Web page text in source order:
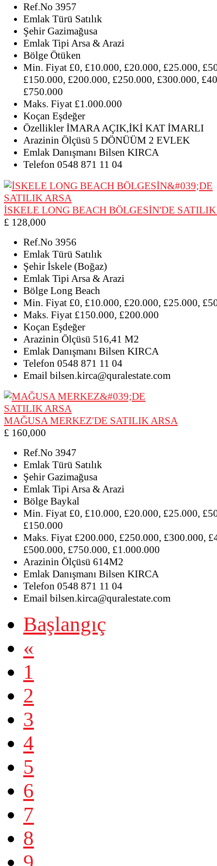
Ref.No 3957
Emlak Türü Satılık
Şehir Gazimağusa
Emlak TipiArsa & Arazi
Bölge Ötüken
Min. Fiyat £0, £10.000, £20.000, £25.000,
£150.000, £200.000, £250.000, £300.000,
£750.000
Maks. Fiyat £1.000.000
Koçan Eşdeğer
Özellikler İMARA AÇIK,İKİ KAT İMARLI
Arazinin Ölçüsü 5 DÖNÜÜM 2 EVLEK
Emlak Danışmanı Bilsen KIRCA
Telefon 0548 871 11 04
İSKELE LONG BEACH BÖLGESİN'DE
£ 128,000
Ref.No 3956
Emlak Türü Satılık
Şehir İskele (Boğaz)
Emlak Tipi Arsa & Arazi
Bölge Long Beach
Min. Fiyat £0, £10.000, £20.000, £25.000,
Maks. Fiyat £150.000, £200.000
Koçan Eşdeğer
Arazinin Ölçüsü 516,41 M2
Emlak Danışmanı Bilsen KIRCA
Telefon 0548 871 11 04
Email bilsen.kirca@quralestate.com
MAĞUSA MERKEZ'DE SATILIK ARSA
£ 160,000
Ref.No 3947
Emlak Türü Satılık
Şehir Gazimağusa
Emlak TipiArsa & Arazi
Bölge Baykal
Min. Fiyat £0, £10.000, £20.000, £25.000,
£150.000
Maks. Fiyat £200.000, £250.000, £300.000,
£500.000, £750.000, £1.000.000
Arazinin Ölçüsü 614M2
Emlak Danışmanı Bilsen KIRCA
Telefon 0548 871 11 04
Email bilsen.kirca@quralestate.com
Başlangıç
«
1
2
3
4
5
6
7
8